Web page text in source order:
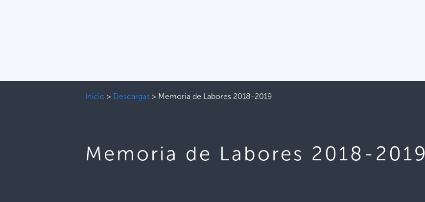
Inicio > Descargas > Memoria de Labores 2018-2019
Memoria de Labores 2018-2019